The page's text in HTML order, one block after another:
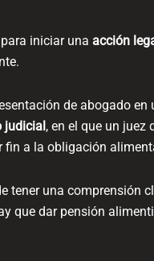
iniciar una acción
de abogado en
judicial , en el que un
fin a la obligación
tener una comprensión
que dar pensión